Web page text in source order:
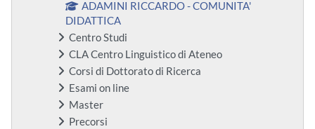
ADAMINI RICCARDO - COMUNITA'
DIDATTICA
Centro Studi
CLA Centro Linguistico di Ateneo
Corsi di Dottorato di Ricerca
Esami on line
Master
Precorsi